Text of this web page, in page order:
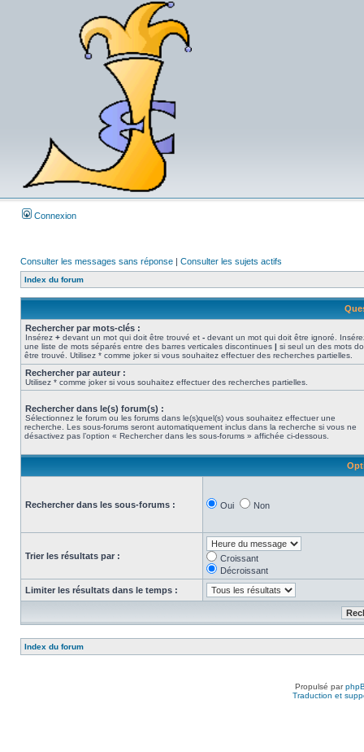
Connexion
Consulter les messages sans réponse | Consulter les sujets actifs
Index du forum
Rechercher par mots-clés :
Insérez + devant un mot qui doit être trouvé et - devant un mot qui doit être ignoré.
une liste de mots séparés entre des barres verticales discontinues | si seul un des mots
être trouvé. Utilisez * comme joker si vous souhaitez effectuer des recherches partielles.
Rechercher par auteur :
Utilisez * comme joker si vous souhaitez effectuer des recherches partielles.
Rechercher dans le(s) forum(s) :
Sélectionnez le forum ou les forums dans le(s)quel(s) vous souhaitez effectuer une
recherche. Les sous-forums seront automatiquement inclus dans la recherche si vous ne
désactivez pas l’option « Rechercher dans les sous-forums » affichée ci-dessous.
Rechercher dans les sous-forums : Oui Non
Trier les résultats par :
Croissant
Décroissant
Limiter les résultats dans le temps :
Index du forum
Propulsé par
Traduction et